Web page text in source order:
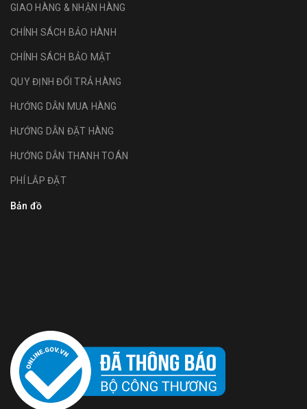
GIAO HÀNG & NHẬN HÀNG
CHÍNH SÁCH BẢO HÀNH
CHÍNH SÁCH BẢO MẬT
QUY ĐỊNH ĐỔI TRẢ HÀNG
HƯỚNG DẪN MUA HÀNG
HƯỚNG DẪN ĐẶT HÀNG
HƯỚNG DẪN THANH TOÁN
PHÍ LẮP ĐẶT
Bản đồ